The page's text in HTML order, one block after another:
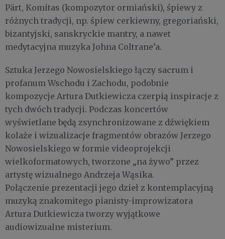
Pärt, Komitas (kompozytor ormiański), śpiewy z
różnych tradycji, np. śpiew cerkiewny, gregoriański,
bizantyjski, sanskryckie mantry, a nawet
medytacyjna muzyka Johna Coltrane’a.
Sztuka Jerzego Nowosielskiego łączy sacrum i
profanum Wschodu i Zachodu, podobnie
kompozycje Artura Dutkiewicza czerpią inspiracje z
tych dwóch tradycji. Podczas koncertów
wyświetlane będą zsynchronizowane z dźwiękiem
kolaże i wizualizacje fragmentów obrazów Jerzego
Nowosielskiego w formie videoprojekcji
wielkoformatowych, tworzone „na żywo” przez
artystę wizualnego Andrzeja Wąsika.
Połączenie prezentacji jego dzieł z kontemplacyjną
muzyką znakomitego pianisty-improwizatora
Artura Dutkiewicza tworzy wyjątkowe
audiowizualne misterium.